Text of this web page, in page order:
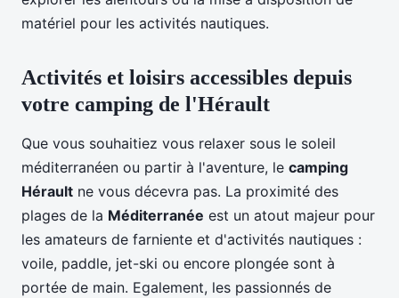
matériel pour les activités nautiques.
Activités et loisirs accessibles depuis
votre camping de l'Hérault
Que vous souhaitiez vous relaxer sous le soleil
méditerranéen ou partir à l'aventure, le camping
Hérault ne vous décevra pas. La proximité des
plages de la Méditerranée est un atout majeur pour
les amateurs de farniente et d'activités nautiques :
voile, paddle, jet-ski ou encore plongée sont à
portée de main. Egalement, les passionnés de